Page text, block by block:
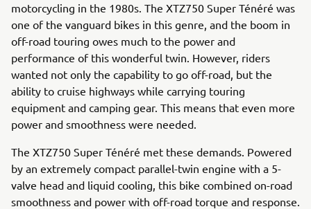
motorcycling in the 1980s. The XTZ750 Super Ténéré was
one of the vanguard bikes in this genre, and the boom in
off-road touring owes much to the power and
performance of this wonderful twin. However, riders
wanted not only the capability to go off-road, but the
ability to cruise highways while carrying touring
equipment and camping gear. This means that even more
power and smoothness were needed.
The XTZ750 Super Ténéré met these demands. Powered
by an extremely compact parallel-twin engine with a 5-
valve head and liquid cooling, this bike combined on-road
smoothness and power with off-road torque and response.